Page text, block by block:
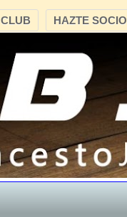
HAZTE SOCIO
CLUB